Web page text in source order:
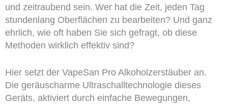
und zeitraubend sein. Wer hat die Zeit, jeden Tag
stundenlang Oberflächen zu bearbeiten? Und ganz
ehrlich, wie oft haben Sie sich gefragt, ob diese
Methoden wirklich effektiv sind?
Hier setzt der VapeSan Pro Alkoholzerstäuber an.
Die geräuscharme Ultraschalltechnologie dieses
Geräts, aktiviert durch einfache Bewegungen,